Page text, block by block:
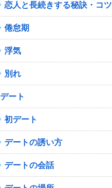
恋人と長続きする秘訣・コツ
倦怠期
浮気
別れ
デート
初デート
デートの誘い方
デートの会話